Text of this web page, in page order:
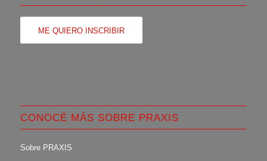
ME QUIERO INSCRIBIR
CONOCÉ MÁS SOBRE PRAXIS
Sobre PRAXIS